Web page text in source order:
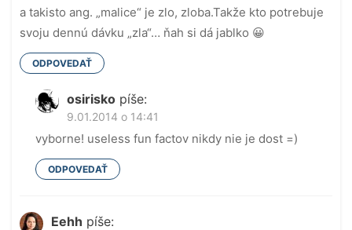
a takisto ang. „malice“ je zlo, zloba.Takže kto potrebuje
svoju dennú dávku „zla“… ňah si dá jablko 😀
ODPOVEDAŤ
osirisko píše:
9.01.2014 o 14:41
vyborne! useless fun factov nikdy nie je dost =)
ODPOVEDAŤ
Eehh píše: